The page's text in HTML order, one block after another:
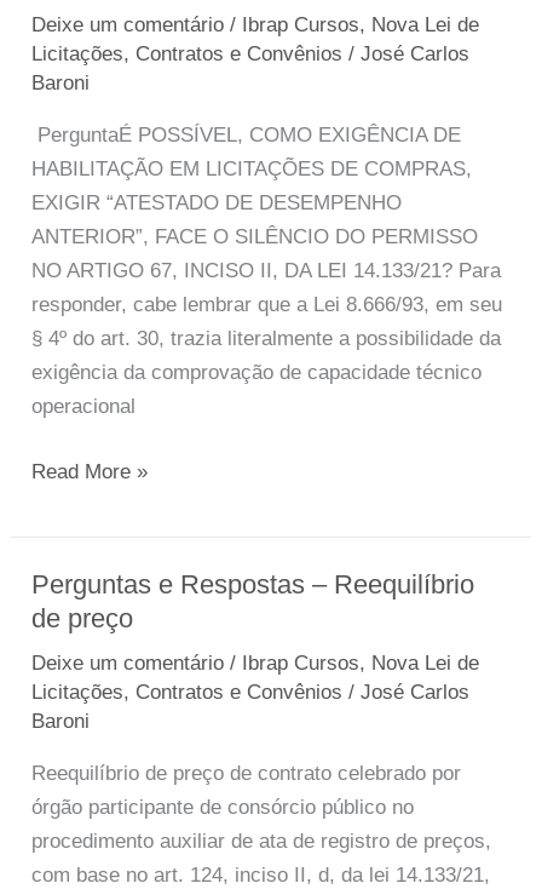
Deixe um comentário / Ibrap Cursos, Nova Lei de
Licitações, Contratos e Convênios /José Carlos
Baroni
PerguntaÉ POSSÍVEL, COMO EXIGÊNCIA DE
HABILITAÇÃO EM LICITAÇÕES DE COMPRAS,
EXIGIR “ATESTADO DE DESEMPENHO
ANTERIOR”, FACE O SILÊNCIO DO PERMISSO
NO ARTIGO 67, INCISO II, DA LEI 14.133/21? Para
responder, cabe lembrar que a Lei 8.666/93, em seu
§ 4º do art. 30, trazia literalmente a possibilidade da
exigência da comprovação de capacidade técnico
operacional
Respostas
–
Exigência
Habilitação
em
Licitações
de
Compras
Read More »
Perguntas e Respostas – Reequilíbrio
de preço
Deixe um comentário / Ibrap Cursos, Nova Lei de
Licitações, Contratos e Convênios /José Carlos
Baroni
Reequilíbrio de preço de contrato celebrado por
órgão participante de consórcio público no
procedimento auxiliar de ata de registro de preços,
com base no art. 124, inciso II, d, da lei 14.133/21,
Perguntas
e
Respostas
–
Reequilíbrio
preço